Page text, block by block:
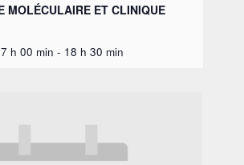
MOLÉCULAIRE ET CLINIQUE
h 00 min - 18 h 30 min